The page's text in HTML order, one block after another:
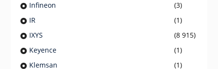
Infineon
(3)
IR
(1)
IXYS
(8 915)
Keyence
(1)
Klemsan
(1)